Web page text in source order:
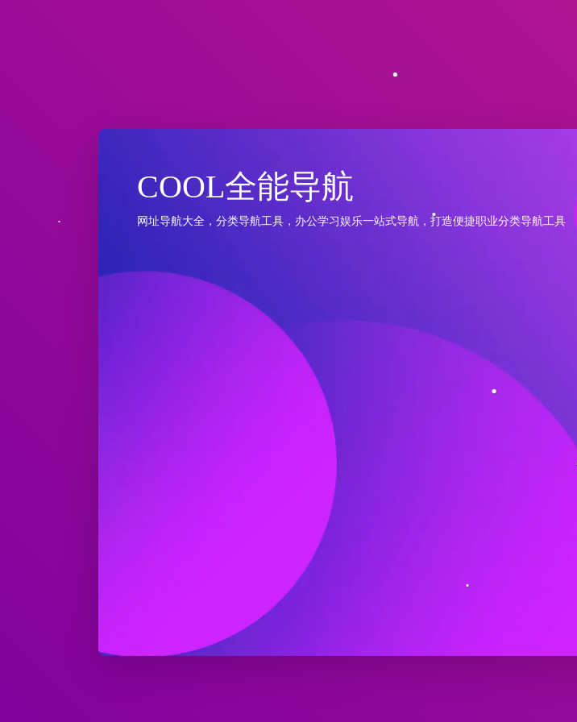
COOL全能导航
网址导航大全，分类导航工具，办公学习娱乐一站式导航，打造便捷职业分类导航工具